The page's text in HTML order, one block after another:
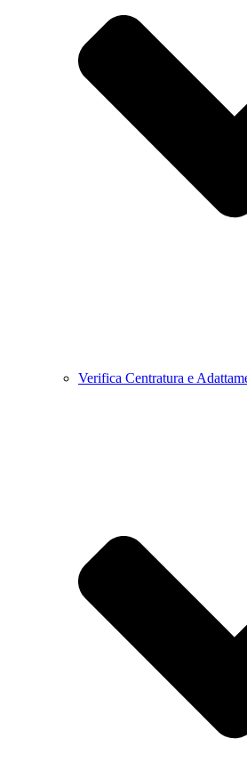
Verifica Centratura e